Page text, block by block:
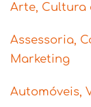
Arte, Cultura
Assessoria,
Marketing
Automóveis,